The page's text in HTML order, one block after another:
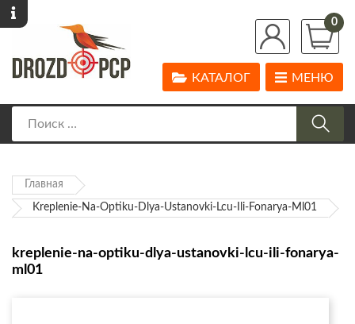
0
МЕНЮ
КАТАЛОГ
Главная
Kreplenie-Na-Optiku-Dlya-Ustanovki-Lcu-Ili-Fonarya-Ml01
kreplenie-na-optiku-dlya-ustanovki-lcu-ili-fonarya-
ml01